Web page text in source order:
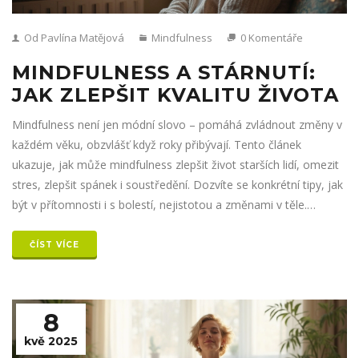
Od Pavlína Matějová Mindfulness 0 Komentáře
MINDFULNESS A STÁRNUTÍ:
JAK ZLEPŠIT KVALITU ŽIVOTA
Mindfulness není jen módní slovo – pomáhá zvládnout změny v
každém věku, obzvlášť když roky přibývají. Tento článek
ukazuje, jak může mindfulness zlepšit život starších lidí, omezit
stres, zlepšit spánek i soustředění. Dozvíte se konkrétní tipy, jak
být v přítomnosti i s bolestí, nejistotou a změnami v těle.
ale i během dne. Všechno je praktické, ověřené a bez složitých
cvičení.
ČÍST VÍCE
8
kvě 2025